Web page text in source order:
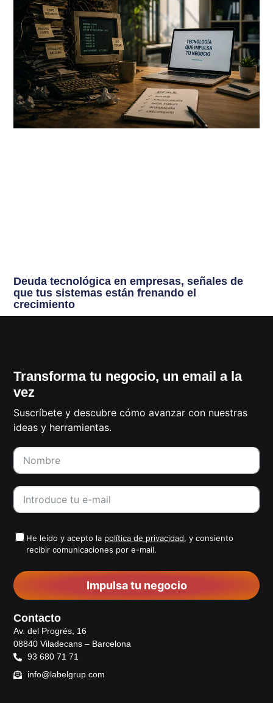
Deuda tecnológica en empresas, señales de
que tus sistemas están frenando el
crecimiento
Transforma tu negocio, un email a la
vez
Suscríbete y descubre cómo avanzar con nuestras
ideas y herramientas.
He leído y acepto la política de privacidad, y consiento
recibir comunicaciones por e-mail.
Impulsa tu negocio
Contacto
Av. del Progrés, 16
08840 Viladecans – Barcelona
93 680 71 71
info@labelgrup.com